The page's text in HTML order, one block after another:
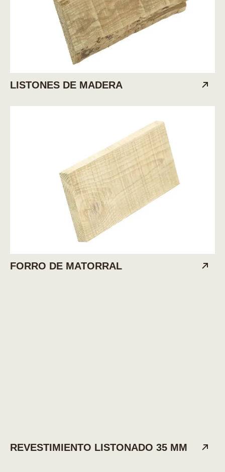
LISTONES DE MADERA
FORRO DE MATORRAL
REVESTIMIENTO LISTONADO 35 MM